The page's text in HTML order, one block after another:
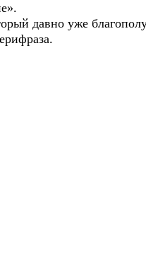
давно уже